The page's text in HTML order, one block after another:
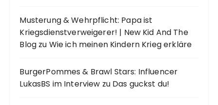
Musterung & Wehrpflicht: Papa ist
Kriegsdienstverweigerer! | New Kid And The
Blog zu Wie ich meinen Kindern Krieg erkläre
BurgerPommes & Brawl Stars: Influencer
LukasBS im Interview zu Das guckst du!